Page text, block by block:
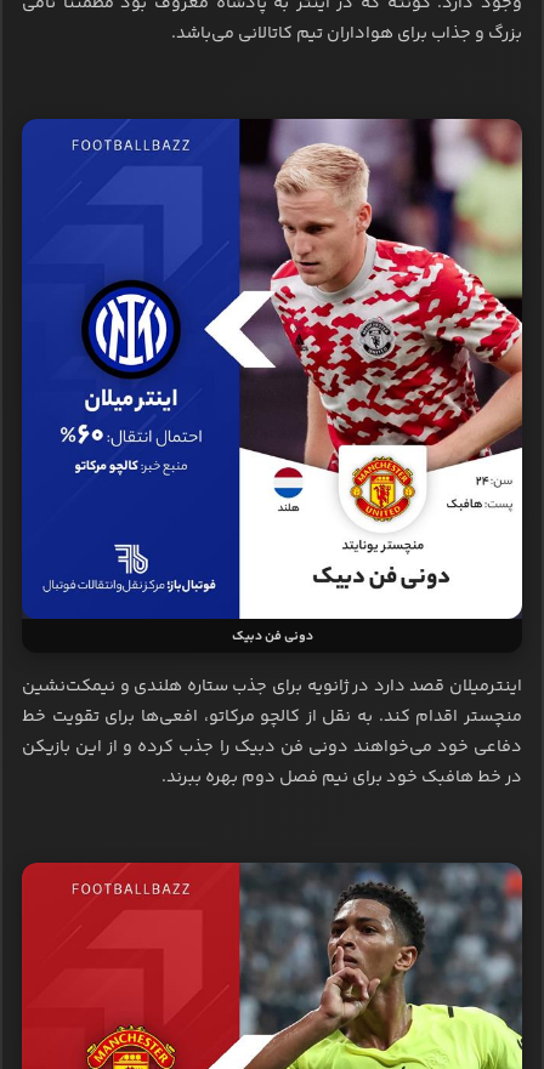
بزرگ و جذاب برای هواداران تیم کاتالانی می‌باشد.
دونی فن دبیک
اینترمیلان قصد دارد در ژانویه برای جذب ستاره هلندی و نیمکت‌نشین
منچستر اقدام کند. به نقل از کالچو مرکاتو، افعی‌ها برای تقویت خط
دفاعی خود می‌خواهند دونی فن دبیک را جذب کرده و از این بازیکن
در خط هافبک خود برای نیم فصل دوم بهره ببرند.